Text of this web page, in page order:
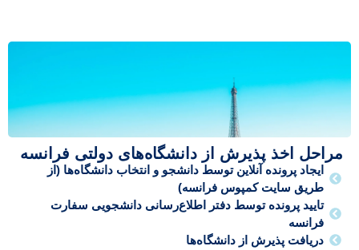
مراحل اخذ پذیرش از دانشگاه‌های دولتی فرانسه
ایجاد پرونده آنلاین توسط دانشجو و انتخاب دانشگاه‌ها (از
طریق سایت کمپوس فرانسه)
تایید پرونده توسط دفتر اطلاع‌رسانی دانشجویی سفارت
فرانسه
دریافت پذیرش از دانشگاه‌ها